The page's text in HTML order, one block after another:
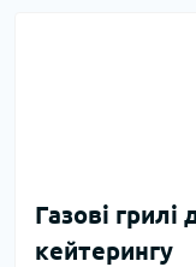
Газові грилі
кейтерингу